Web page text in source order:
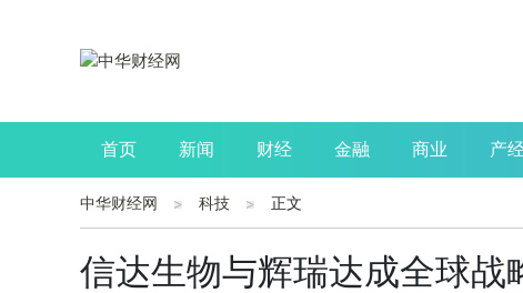
首页 新闻 财经 金融 商业 产
公司 生活 读书
中华财经网 科技 正文
信达生物与辉瑞达成全球